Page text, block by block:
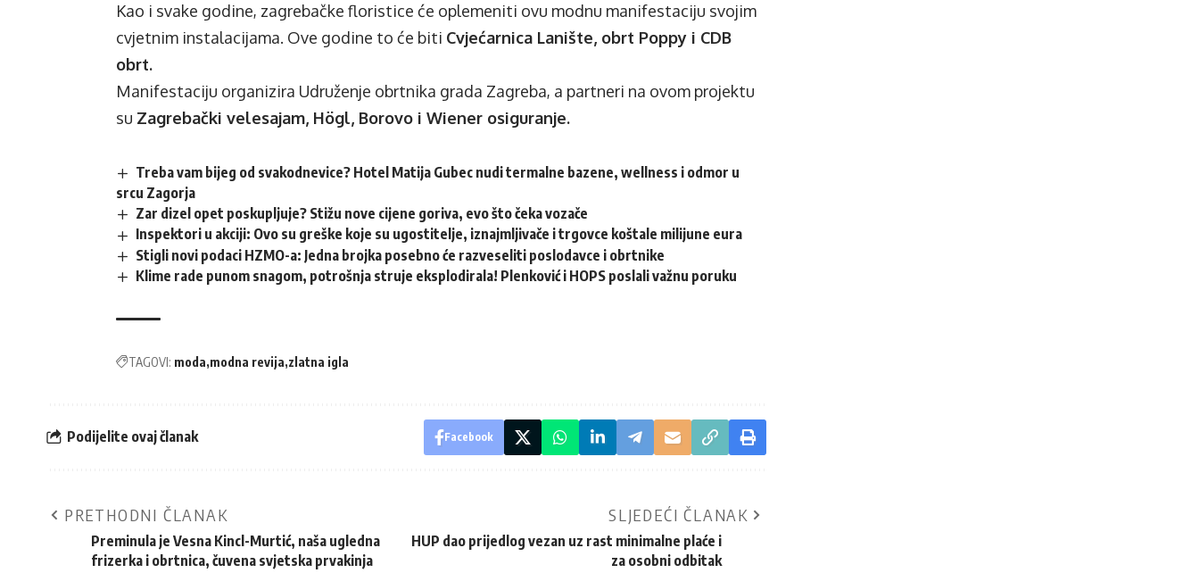
Kao i svake godine, zagrebačke floristice će oplemeniti ovu modnu manifestaciju svojim
cvjetnim instalacijama. Ove godine to će biti Cvjećarnica Lanište, obrt Poppy i CDB
obrt.
Manifestaciju organizira Udruženje obrtnika grada Zagreba, a partneri na ovom projektu
su Zagrebački velesajam, Högl, Borovo i Wiener osiguranje.
Treba vam bijeg od svakodnevice? Hotel Matija Gubec nudi termalne bazene, wellness i odmor u
srcu Zagorja
Zar dizel opet poskupljuje? Stižu nove cijene goriva, evo što čeka vozače
Inspektori u akciji: Ovo su greške koje su ugostitelje, iznajmljivače i trgovce koštale milijune eura
Stigli novi podaci HZMO-a: Jedna brojka posebno će razveseliti poslodavce i obrtnike
Klime rade punom snagom, potrošnja struje eksplodirala! Plenković i HOPS poslali važnu poruku
TAGOVI: moda modna revija zlatna igla
Podijelite ovaj članak Facebook
PRETHODNI ČLANAK
Preminula je Vesna Kincl-Murtić, naša ugledna
frizerka i obrtnica, čuvena svjetska prvakinja
SLJEDEĆI ČLANAK
HUP dao prijedlog vezan uz rast minimalne plaće i
za osobni odbitak